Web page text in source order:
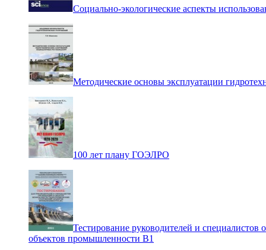
Социально-экологические аспекты
Методические основы эксплуатации
100 лет плану ГОЭЛРО
Тестирование руководителей и специалистов
объектов промышленности В1